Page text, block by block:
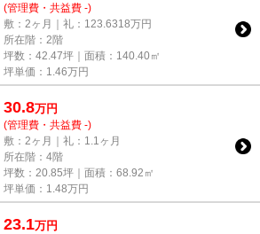
(管理費・共益費 -)
敷：2ヶ月｜礼：123.6318万円
所在階：2階
坪数：42.47坪｜面積：140.40㎡
坪単価： 1.46万円
30.8万円
(管理費・共益費 -)
敷：2ヶ月｜礼：1.1ヶ月
所在階：4階
坪数：20.85坪｜面積：68.92㎡
坪単価： 1.48万円
23.1万円